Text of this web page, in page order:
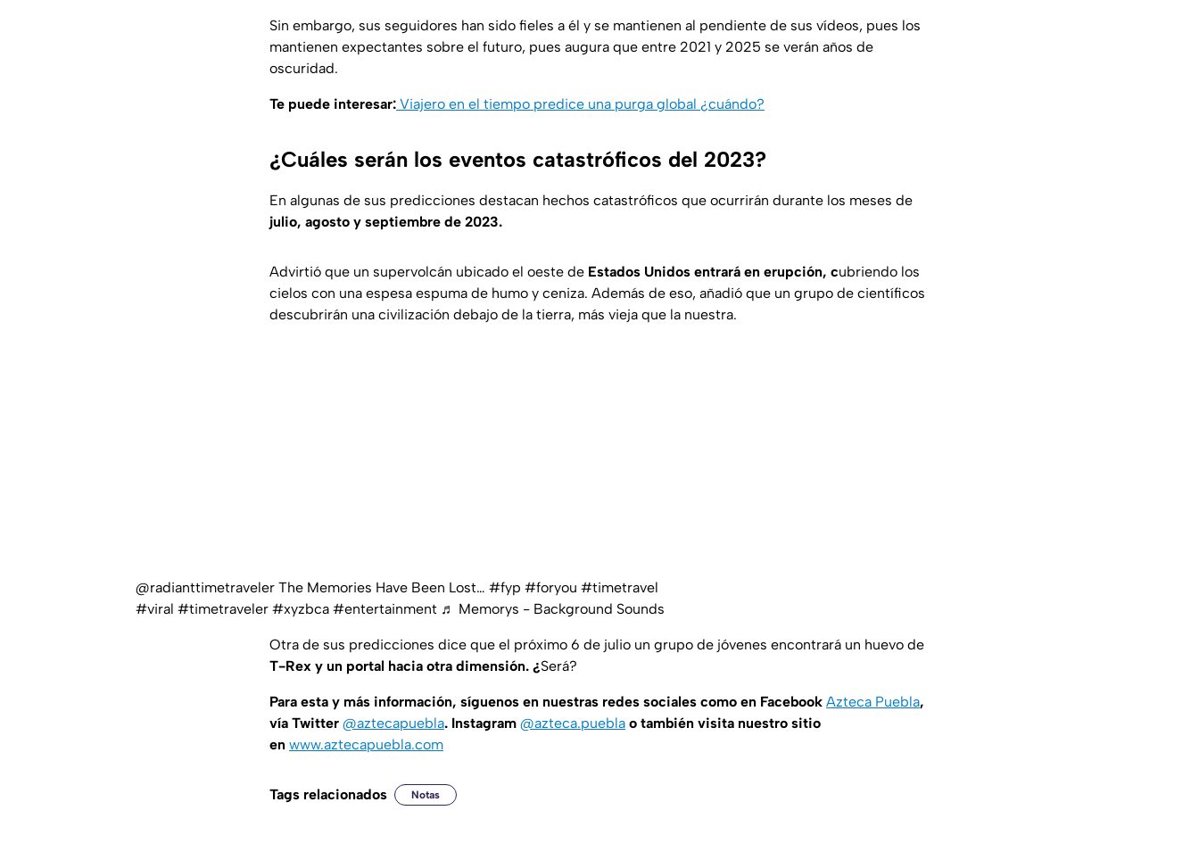
Sin embargo, sus seguidores han sido fieles a él y se mantienen al pendiente de sus vídeos, pues los
mantienen expectantes sobre el futuro, pues augura que entre 2021 y 2025 se verán años de
oscuridad.
Te puede interesar: Viajero en el tiempo predice una purga global ¿cuándo?
¿Cuáles serán los eventos catastróficos del 2023?
En algunas de sus predicciones destacan hechos catastróficos que ocurrirán durante los meses de
julio, agosto y septiembre de 2023.
Advirtió que un supervolcán ubicado el oeste de Estados Unidos entrará en erupción, cubriendo los
cielos con una espesa espuma de humo y ceniza. Además de eso, añadió que un grupo de científicos
descubrirán una civilización debajo de la tierra, más vieja que la nuestra.
@radianttimetraveler The Memories Have Been Lost… #fyp #foryou #timetravel
#viral #timetraveler #xyzbca #entertainment ♬ Memorys - Background Sounds
Otra de sus predicciones dice que el próximo 6 de julio un grupo de jóvenes encontrará un huevo de
T-Rex y un portal hacia otra dimensión. ¿Será?
Para esta y más información, síguenos en nuestras redes sociales como en Facebook Azteca Puebla,
vía Twitter @aztecapuebla. Instagram @azteca.puebla o también visita nuestro sitio
en www.aztecapuebla.com
Tags relacionados Notas